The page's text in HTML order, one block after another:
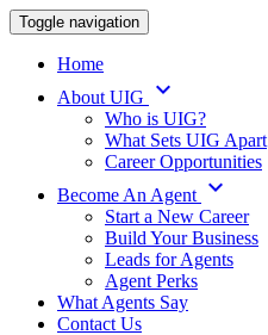
Toggle navigation
Home
About UIG
keyboard_arrow_down
Who is UIG?
What Sets UIG Apart
Career Opportunities
Become An Agent keyboard_arrow_down
Start a New Career
Build Your Business
Leads for Agents
Agent Perks
What Agents Say
Contact Us